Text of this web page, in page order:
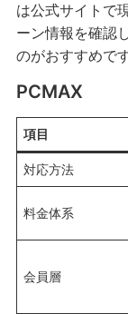
は公式サイトで
ーン情報を確認
のがおすすめです
PCMAX
項目
対応方法
料金体系
会員層